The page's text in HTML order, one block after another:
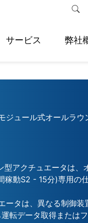
サービス 弊社
ジュール式オールラウ
型アクチュエータは、
動S2 - 15分)専用の仕
ータは、異なる制御装
転データ取得または